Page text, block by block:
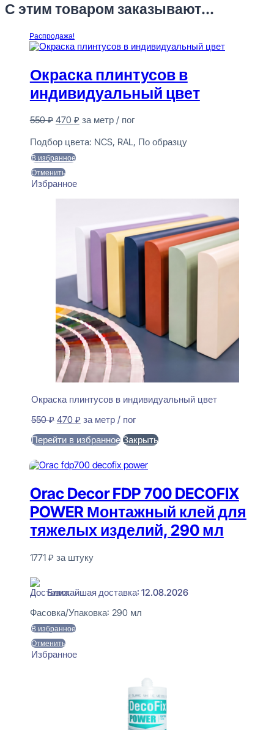
С этим товаром заказывают...
Распродажа!
Окраска плинтусов в
индивидуальный цвет
550₽ Первоначальная
составляла
550 ₽.
470 ₽Текущая
470 ₽.
за метр / пог
Подбор цвета: NCS, RAL, По образцу
В избранное
Отменить
Избранное
Окраска плинтусов в индивидуальный цвет
550₽ Первоначальная
составляла
470 ₽Текущая
470 ₽.
за метр / пог
Перейти в избранное Закрыть
Orac Decor FDP 700 DECOFIX
POWER Монтажный клей для
тяжелых изделий, 290 мл
1771 ₽ за штуку
Ближайшая доставка: 12.08.2026
Фасовка/Упаковка: 290 мл
В избранное
Отменить
Избранное